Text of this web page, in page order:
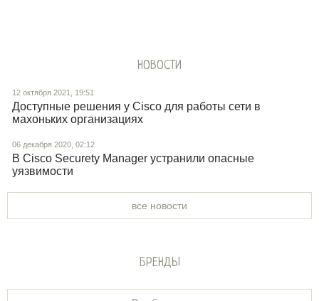
НОВОСТИ
12 октября 2021, 19:51
Доступные решения у Cisco для работы сети в
махоньких организациях
06 декабря 2020, 02:12
В Cisco Securety Manager устранили опасные
уязвимости
все новости
БРЕНДЫ